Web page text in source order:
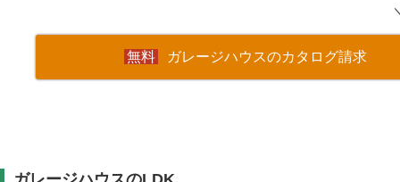
ガレージハウスのカタログ請求